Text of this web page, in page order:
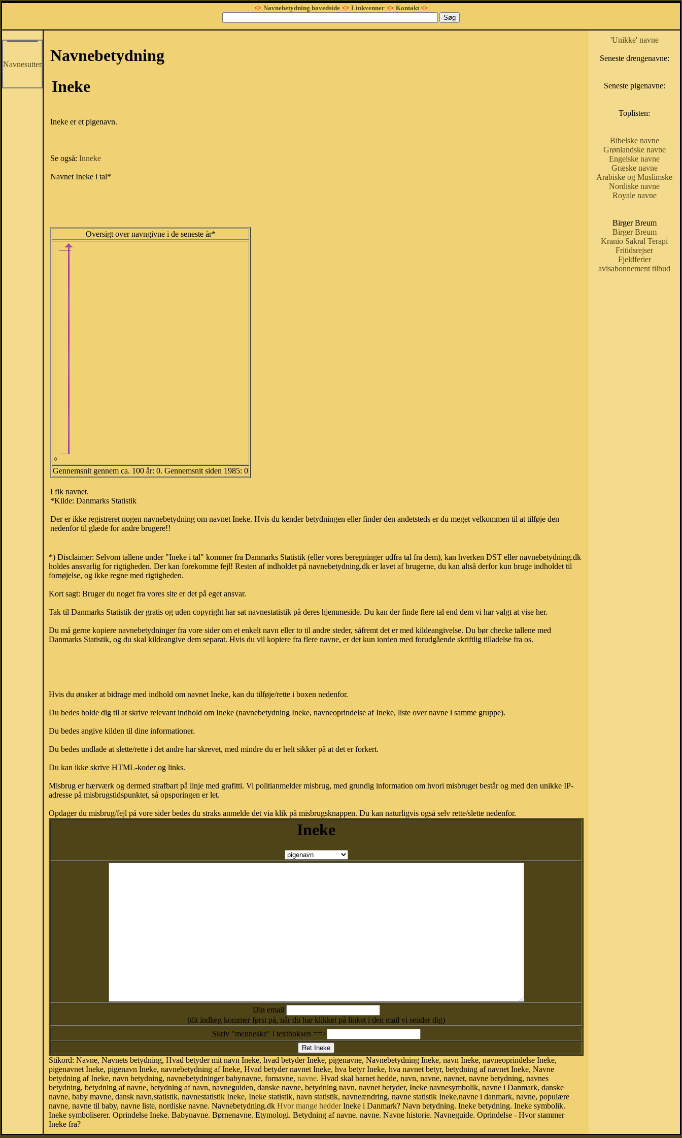
<> Navnebetydning hovedside <> Linkvenner <> Kontakt<>
Navnesutter
Navnebetydning
Ineke
Ineke er et pigenavn.
Se også: Inneke
Navnet Ineke i tal*
Oversigt over navngivne i de seneste år*
0
Gennemsnit gennem ca. 100 år: 0. Gennemsnit siden 1985: 0
I fik navnet.
*Kilde: Danmarks Statistik
Der er ikke registreret nogen navnebetydning om navnet Ineke. Hvis du kender betydningen eller finder den andetsteds er du meget velkommen til at tilføje den
nedenfor til glæde for andre brugere!!
*) Disclaimer: Selvom tallene under "Ineke i tal" kommer fra Danmarks Statistik (eller vores beregninger udfra tal fra dem), kan hverken DST eller navnebetydning.dk
holdes ansvarlig for rigtigheden. Der kan forekomme fejl! Resten af indholdet på navnebetydning.dk er lavet af brugerne, du kan altså derfor kun bruge indholdet til
fornøjelse, og ikke regne med rigtigheden.
Kort sagt: Bruger du noget fra vores site er det på eget ansvar.
Tak til Danmarks Statistik der gratis og uden copyright har sat navnestatistik på deres hjemmeside. Du kan der finde flere tal end dem vi har valgt at vise her.
Du må gerne kopiere navnebetydninger fra vore sider om et enkelt navn eller to til andre steder, såfremt det er med kildeangivelse. Du bør checke tallene med
Danmarks Statistik, og du skal kildeangive dem separat. Hvis du vil kopiere fra flere navne, er det kun iorden med forudgående skriftlig tilladelse fra os.
Hvis du ønsker at bidrage med indhold om navnet Ineke, kan du tilføje/rette i boxen nedenfor.
Du bedes holde dig til at skrive relevant indhold om Ineke (navnebetydning Ineke, navneoprindelse af Ineke, liste over navne i samme gruppe).
Du bedes angive kilden til dine informationer.
Du bedes undlade at slette/rette i det andre har skrevet, med mindre du er helt sikker på at det er forkert.
Du kan ikke skrive HTML-koder og links.
Misbrug er hærværk og dermed strafbart på linje med grafitti. Vi politianmelder misbrug, med grundig information om hvori misbruget består og med den unikke IP-
adresse på misbrugstidspunktet, så opsporingen er let.
Opdager du misbrug/fejl på vore sider bedes du straks anmelde det via klik på misbrugsknappen. Du kan naturligvis også selv rette/slette nedenfor.
Ineke
Din email
(dit indlæg kommer først på, når du har klikket på linket i den mail vi sender dig)
Skriv "menneske" i textboksen ==>
Stikord: Navne, Navnets betydning, Hvad betyder mit navn Ineke, hvad betyder Ineke, pigenavne, Navnebetydning Ineke, navn Ineke, navneoprindelse Ineke,
pigenavnet Ineke, pigenavn Ineke, navnebetydning af Ineke, Hvad betyder navnet Ineke, hva betyr Ineke, hva navnet betyr, betydning af navnet Ineke, Navne
betydning af Ineke, navn betydning, navnebetydninger babynavne, fornavne, navne. Hvad skal barnet hedde, navn, navne, navnet, navne betydning, navnes
betydning, betydning af navne, betydning af navn, navneguiden, danske navne, betydning navn, navnet betyder, Ineke navnesymbolik, navne i Danmark, danske
navne, baby mavne, dansk navn,statistik, navnestatistik Ineke, Ineke statistik, navn statistik, navneændring, navne statistik Ineke,navne i danmark, navne, populære
navne, navne til baby, navne liste, nordiske navne. Navnebetydning.dk Hvor mange hedderIneke i Danmark? Navn betydning. Ineke betydning. Ineke symbolik.
Ineke symboliserer. Oprindelse Ineke. Babynavne. Børnenavne. Etymologi. Betydning af navne. navne. Navne historie. Navneguide. Oprindelse - Hvor stammer
Ineke fra?
'Unikke' navne
Seneste drengenavne:
Seneste pigenavne:
Toplisten:
Bibelske navne
Grønlandske navne
Engelske navne
Græske navne
Arabiske og Muslimske
Nordiske navne
Royale navne
Birger Breum
Birger Breum
Kranio Sakral Terapi
Fritidsrejser
Fjeldferier
avisabonnement tilbud